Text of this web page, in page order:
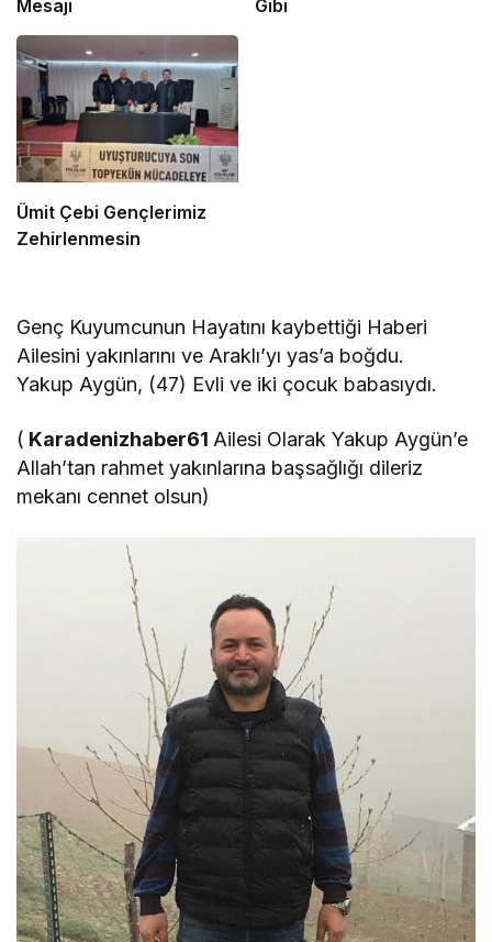
Mesajı
Gibi
Ümit Çebi Gençlerimiz
Zehirlenmesin
Genç Kuyumcunun Hayatını kaybettiği Haberi
Ailesini yakınlarını ve Araklı’yı yas’a boğdu.
Yakup Aygün, (47) Evli ve iki çocuk babasıydı.
( Karadenizhaber61 Ailesi Olarak Yakup Aygün’e
Allah’tan rahmet yakınlarına başsağlığı dileriz
mekanı cennet olsun)